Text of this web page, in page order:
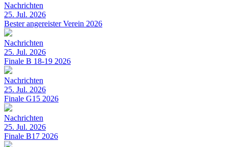
Nachrichten
25. Jul. 2026
Bester angereister Verein 2026
Nachrichten
25. Jul. 2026
Finale B 18-19 2026
Nachrichten
25. Jul. 2026
Finale G15 2026
Nachrichten
25. Jul. 2026
Finale B17 2026